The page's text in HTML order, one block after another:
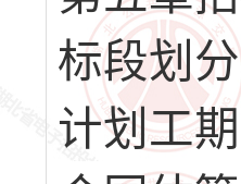
标段划
计划工